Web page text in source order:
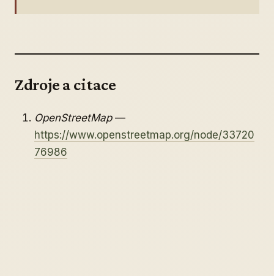
Zdroje a citace
OpenStreetMap—
https://www.openstreetmap.org/node/33720
76986